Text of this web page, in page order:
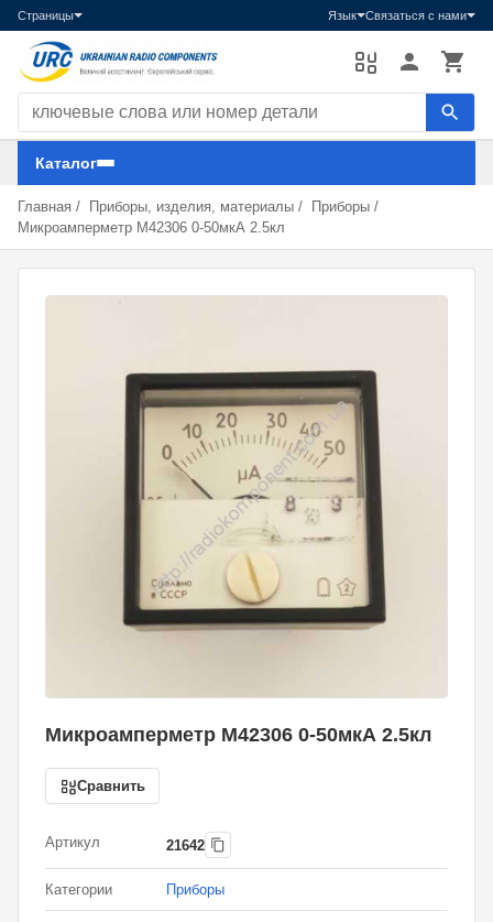
Страницы Язык Связаться с нами
Каталог
Главная / Приборы, изделия, материалы / Приборы /
Микроамперметр М42306 0-50мкА 2.5кл
Микроамперметр М42306 0-50мкА 2.5кл
Сравнить
Артикул 21642
Категории Приборы